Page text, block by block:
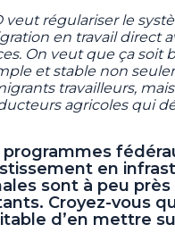
veut régulariser le
en travail direct
On veut que ça soit
et stable non
travailleurs,
agricoles qui
programmes
en
sont à peu près
Croyez-vous
d’en mettre